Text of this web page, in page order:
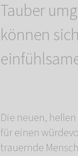
Tauber
können
Die neuen,
für einen
trauernde